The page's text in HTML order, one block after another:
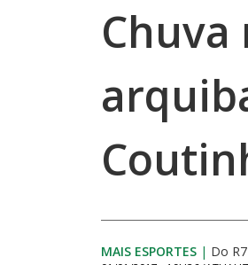
MAIS ESPORTES | Do R7